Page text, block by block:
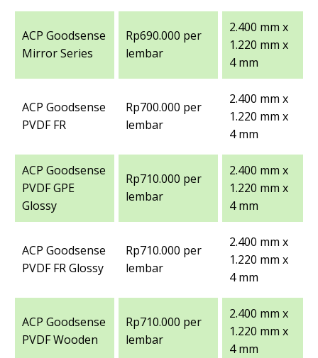
ACP Goodsense
Mirror Series
Rp690.000 per
lembar
2.400 mm x
1.220 mm x
4 mm
ACP Goodsense
PVDF FR
Rp700.000 per
lembar
2.400 mm x
1.220 mm x
4 mm
ACP Goodsense
PVDF GPE
Glossy
Rp710.000 per
lembar
2.400 mm x
1.220 mm x
4 mm
ACP Goodsense
PVDF FR Glossy
Rp710.000 per
lembar
2.400 mm x
1.220 mm x
4 mm
ACP Goodsense
PVDF Wooden
Rp710.000 per
lembar
2.400 mm x
1.220 mm x
4 mm